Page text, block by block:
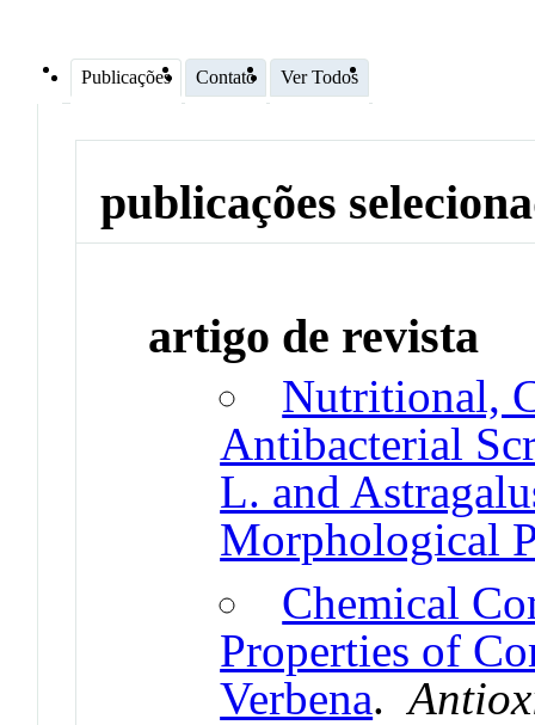
Publicações Contato Ver Todos
publicações
artigo de revista
Nutritional,
Antibacterial
L. and
Morphological
Chemical
Properties of
Verbena.